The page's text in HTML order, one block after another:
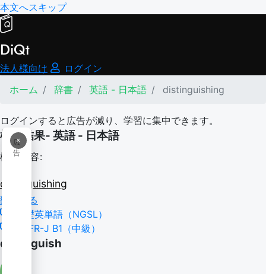
本文へスキップ
DiQt
法人様向け
ログイン
ホーム
辞書 英語 - 日本語 distinguishing
ログインすると広告が減り、学習に集中できます。
×
広
告
検索結果- 英語 - 日本語
検索内容:
distinguishing
翻訳する
基礎英単語（NGSL）
CEFR-J B1（中級）
distinguish